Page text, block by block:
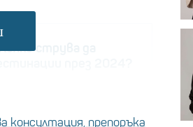
струва да
консултация, препоръка